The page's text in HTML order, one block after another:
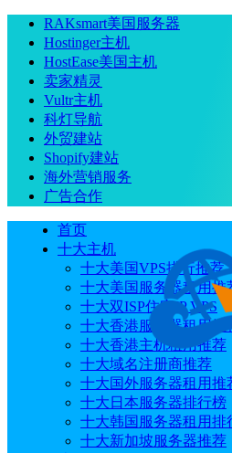
RAKsmart美国服务器
Hostinger主机
HostEase美国主机
卖家精灵
Vultr主机
科灯导航
外贸建站
Shopify建站
海外营销服务
广告合作
首页
十大主机
十大美国VPS排行推荐
十大美国服务器租用推
十大双ISP住宅IP VPS
十大香港服务器租用推
十大香港主机租用推荐
十大域名注册商推荐
十大国外服务器租用推
十大日本服务器排行榜
十大韩国服务器租用排
十大新加坡服务器推荐
当前位置：首页 主机商 SiteGround